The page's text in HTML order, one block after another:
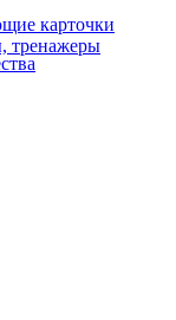
карточки
тренажеры